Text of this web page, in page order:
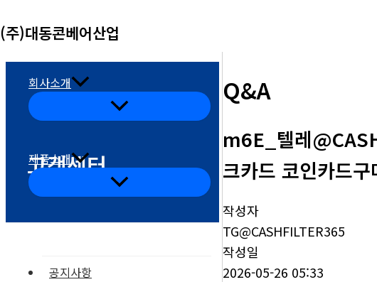
텐
(주)대동콘베어산업
회사소개
메
뉴
토
제품소개
메
뉴
토
고객센터
공지사항
Q&A
m6E_텔레
크카드 코인카드
작성자
TG@CASHFILTER365
작성일
2026-05-26 05:33